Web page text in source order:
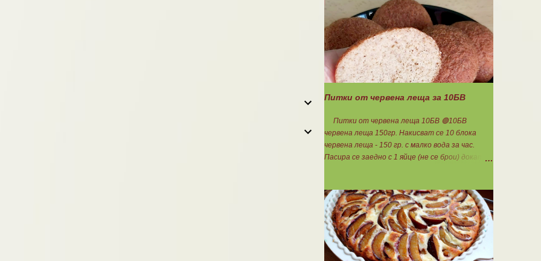
се на 12 филийки, всяка за 1БВ. Нека да ни е
вкусно заедно! Люси
Питки от червена леща за 10БВ
Питки от червена леща 10БВ 🟢10БВ
червена леща 150гр. Накисват се 10 блока
червена леща - 150 гр. с малко вода за час.
Пасира се заедно с 1 яйце (не се брои) докато
бакпулвер. Добавям се хуск, докато стане
много гъста смес, която може да се оформя на
топчета. Оставя се още малко, да поеме
добре хуска и с влажни ръце се оформят 10
еднакви топчета. Пече се в добре загрята
фурна на 200 градуса за 35-40 мин. Всяка